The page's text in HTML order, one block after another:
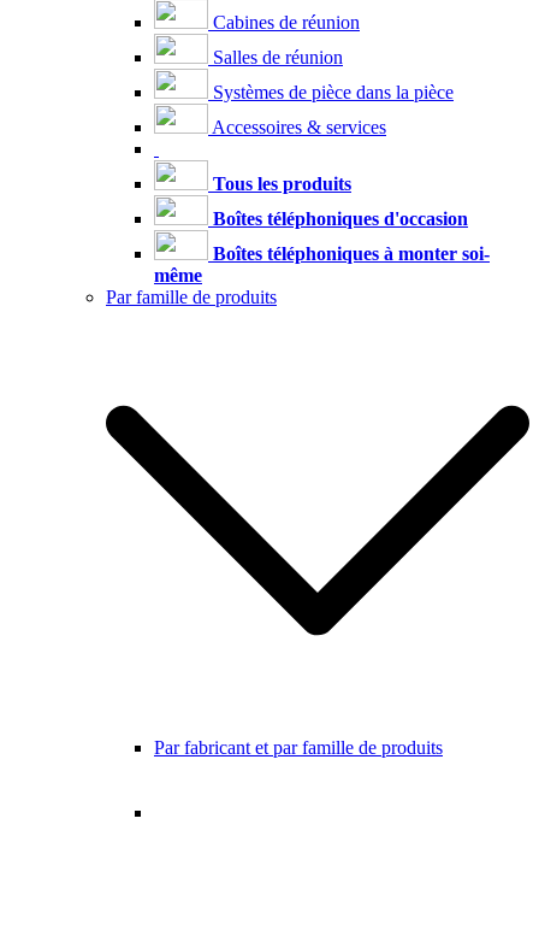
Cabines de réunion
Salles de réunion
Systèmes de pièce dans la pièce
Accessoires & services
Tous les produits
Boîtes téléphoniques d'occasion
Boîtes téléphoniques à monter soi-
même
Par famille de produits
Par fabricant et par famille de produits